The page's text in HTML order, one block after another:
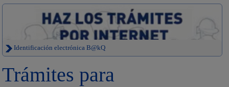
Identificación electrónica B@kQ
Trámites para